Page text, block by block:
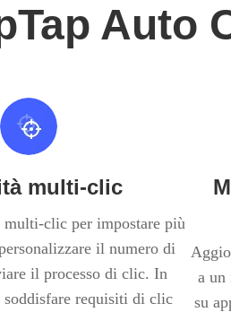
Auto
multi-clic
clic per impostare più
il numero di
il processo di clic. In
soddisfare requisiti di clic
a un
su